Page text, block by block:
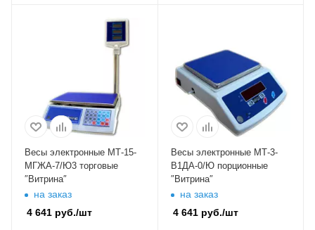
Весы электронные МТ-15-
МГЖА-7/Ю3 торговые
″Витрина″
на заказ
4 641 руб./шт
Весы электронные МТ-3-
В1ДА-0/Ю порционные
″Витрина″
на заказ
4 641руб./шт